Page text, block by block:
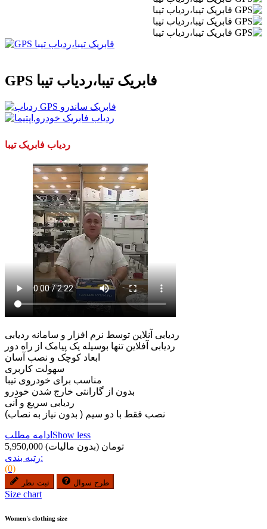
GPS فابریک تیبا،ردیاب تیبا
ردیاب فابریک تیبا
ردیابی آنلاین توسط نرم افزار و سامانه ردیابی
ردیابی آفلاین تنها بوسیله یک پیامک از راه دور
ابعاد کوچک و نصب آسان
سهولت کاربری
مناسب برای خودروی تیبا
بدون از گارانتی خارج شدن خودرو
ردیابی سریع و آنی
نصب فقط با دو سیم ( بدون نیاز به نصاب)
ادامه مطلب Show less
5,950,000 تومان (بدون مالیات)
رتبه بندی:
(0)
ثبت نظر طرح سوال
Size chart
Women's clothing size